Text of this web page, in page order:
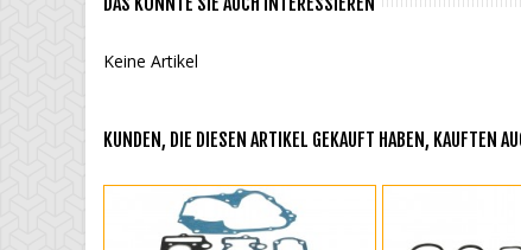
Keine Artikel
KUNDEN, DIE DIESEN ARTIKEL GEKAUFT HABEN, KAUFTEN